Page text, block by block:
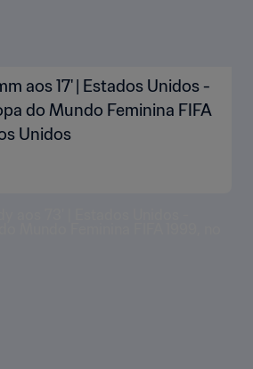
aos 17' | Estados Unidos -
do Mundo Feminina FIFA
Unidos